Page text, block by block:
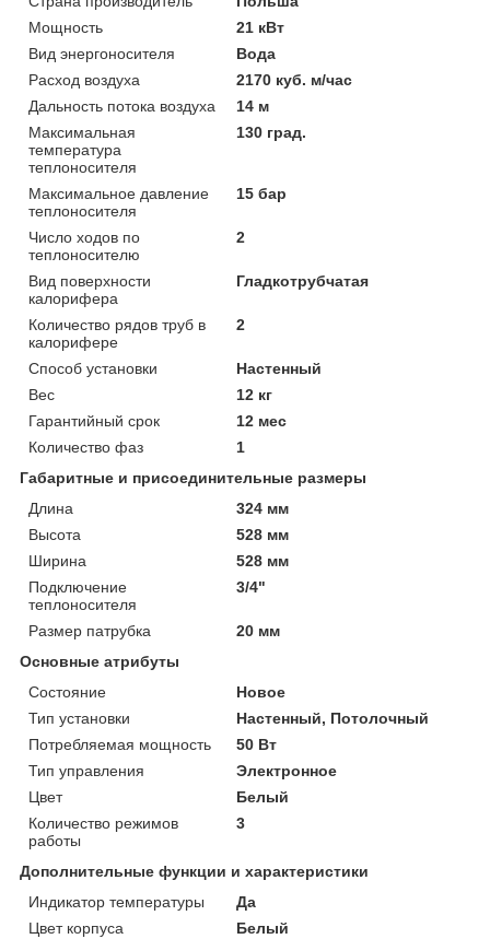
Мощность
21 кВт
Вид энергоносителя
Вода
Расход воздуха
2170 куб. м/час
Дальность потока воздуха
14 м
Максимальная
температура
теплоносителя
130 град.
Максимальное давление
теплоносителя
15 бар
Число ходов по
теплоносителю
2
Вид поверхности
калорифера
Гладкотрубчатая
Количество рядов труб в
калорифере
2
Способ установки
Настенный
Вес
12 кг
Гарантийный срок
12 мес
Количество фаз
1
Габаритные и присоединительные размеры
Длина
324 мм
Высота
528 мм
Ширина
528 мм
Подключение
теплоносителя
3/4"
Размер патрубка
20 мм
Основные атрибуты
Состояние
Новое
Тип установки
Настенный, Потолочный
Потребляемая мощность
50 Вт
Тип управления
Электронное
Цвет
Белый
Количество режимов
работы
3
Дополнительные функции и характеристики
Индикатор температуры
Да
Цвет корпуса
Белый